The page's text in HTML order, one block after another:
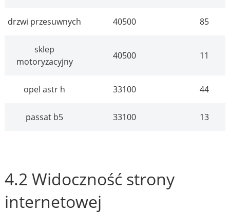
drzwi przesuwnych 40500 85
sklep
motoryzacyjny
40500 11
opel astr h 33100 44
passat b5 33100 13
4.2 Widoczność strony
internetowej